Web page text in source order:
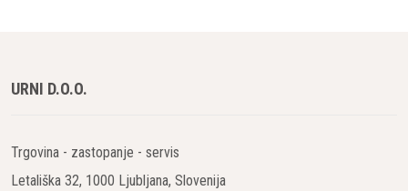
URNI D.O.O.
Trgovina - zastopanje - servis
Letališka 32, 1000 Ljubljana, Slovenija